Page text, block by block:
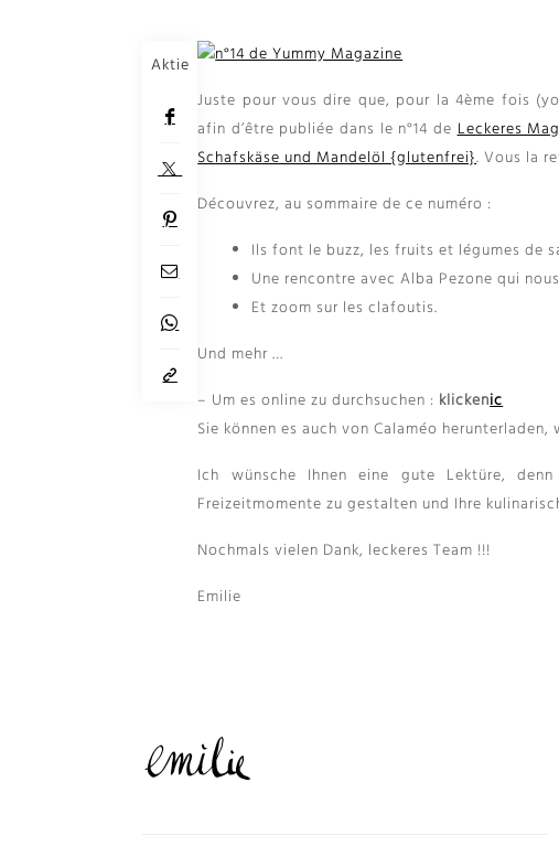
Aktie
Juste pour vous dire que, pour la 4ème fois (
afin d’être publiée dans le n°14 de Leckeres
Schafskäse und Mandelöl {glutenfrei}.Vous la
Découvrez,au sommaire de ce numéro :
Ils font le buzz, les fruits et légumes de
Une rencontre avec Alba Pezone qui
Et zoom sur les clafoutis.
Und mehr …
– Um es online zu durchsuchen : klickenic
Sie können es auch von Calaméo
Ich wünsche Ihnen eine gute Lektüre,
Freizeitmomente zu gestalten und Ihre
Nochmals vielen Dank, leckeres Team !!!
Emilie